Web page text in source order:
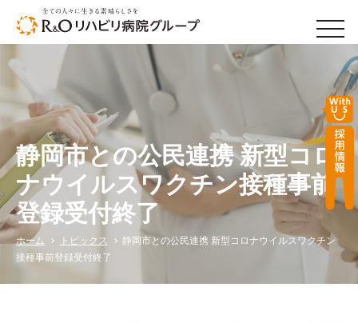
静岡市との公民連携 新型コロ
ナウイルスワクチン接種事前
登録受付終了
ホーム トピックス
静岡市との公民連携 新型コロナウイルスワクチン
接種事前登録受付終了